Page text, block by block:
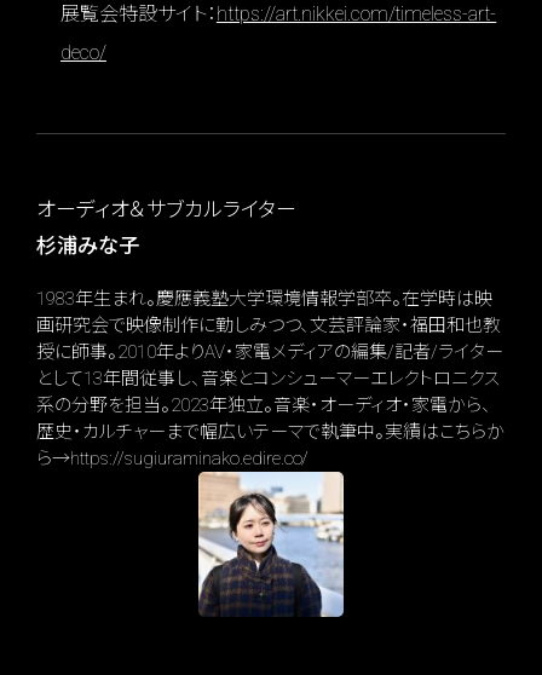
展覧会特設サイト： https://art.nikkei.com/timeless-art-
deco/
オーディオ＆サブカルライター
杉浦みな子
1983年生まれ。慶應義塾大学環境情報学部卒。在学時は映
画研究会で映像制作に勤しみつつ、文芸評論家・福田和也教
授に師事。2010年よりAV・家電メディアの編集/記者/ライター
として13年間従事し、音楽とコンシューマーエレクトロニクス
系の分野を担当。2023年独立。音楽・オーディオ・家電から、
歴史・カルチャーまで幅広いテーマで執筆中。実績はこちらか
ら→https://sugiuraminako.edire.co/